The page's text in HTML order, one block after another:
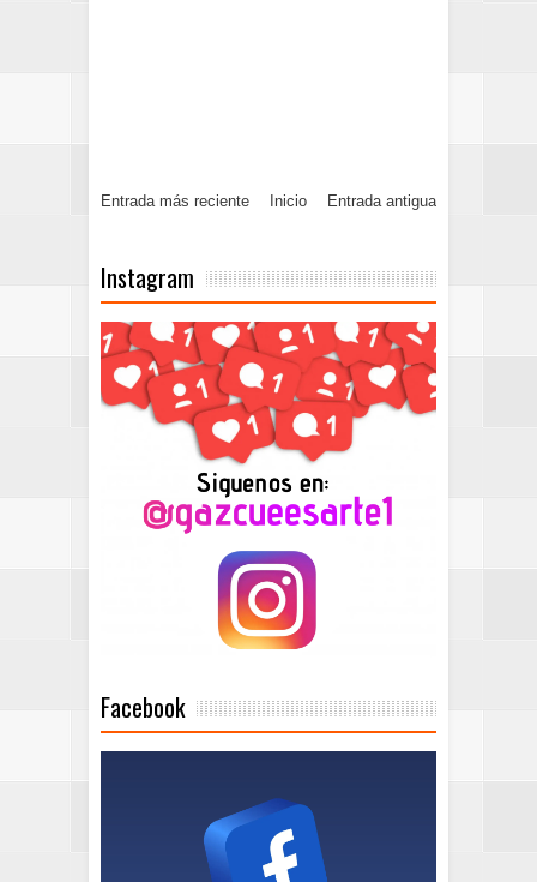
Entrada más reciente Entrada antigua
Inicio
Instagram
Facebook